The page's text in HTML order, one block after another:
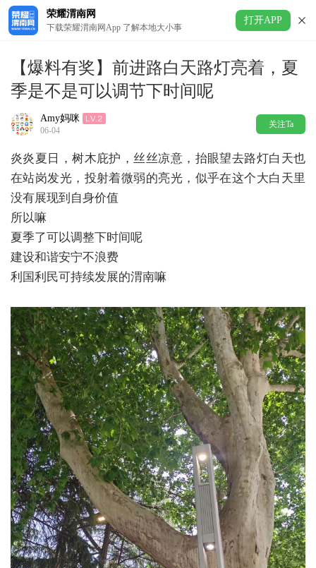
荣耀渭南网
下载荣耀渭南网App 了解本地大小事
打开APP
【爆料有奖】前进路白天路灯亮着，夏
季是不是可以调节下时间呢
Amy妈咪
06-04
关注Ta
炎炎夏日，树木庇护，丝丝凉意，抬眼望去路灯白天也
在站岗发光，投射着微弱的亮光，似乎在这个大白天里
没有展现到自身价值
所以嘛
夏季了可以调整下时间呢
建设和谐安宁不浪费
利国利民可持续发展的渭南嘛